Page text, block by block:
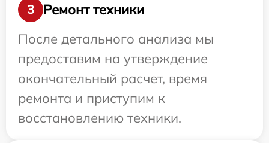
3
Ремонт техники
После детального анализа мы
предоставим на утверждение
окончательный расчет, время
ремонта и приступим к
восстановлению техники.